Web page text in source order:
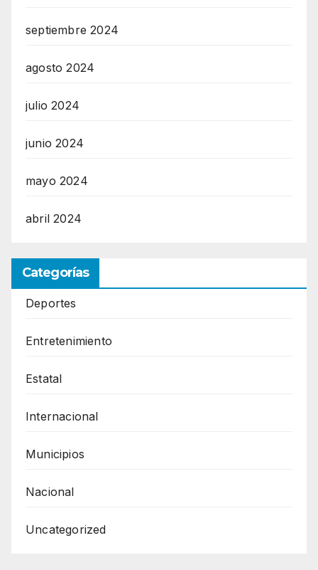
septiembre 2024
agosto 2024
julio 2024
junio 2024
mayo 2024
abril 2024
Categorías
Deportes
Entretenimiento
Estatal
Internacional
Municipios
Nacional
Uncategorized